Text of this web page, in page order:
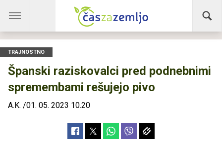
TRAJNOSTNO
Španski raziskovalci pred podnebnimi
spremembami rešujejo pivo
A.K. /01. 05. 2023 10.20